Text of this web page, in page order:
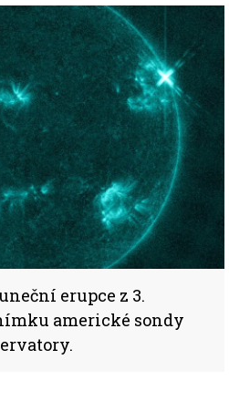
erupce z 3.
americké sondy